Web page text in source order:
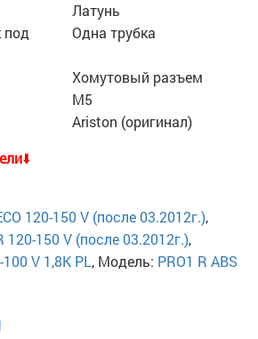
Латунь
под
Одна трубка
Хомутовый разъем
M5
Ariston (оригинал)
⬇️
120-150 V (после 03.2012г.),
120-150 V (после 03.2012г.),
V 1,8K PL, Модель: PRO1 R ABS